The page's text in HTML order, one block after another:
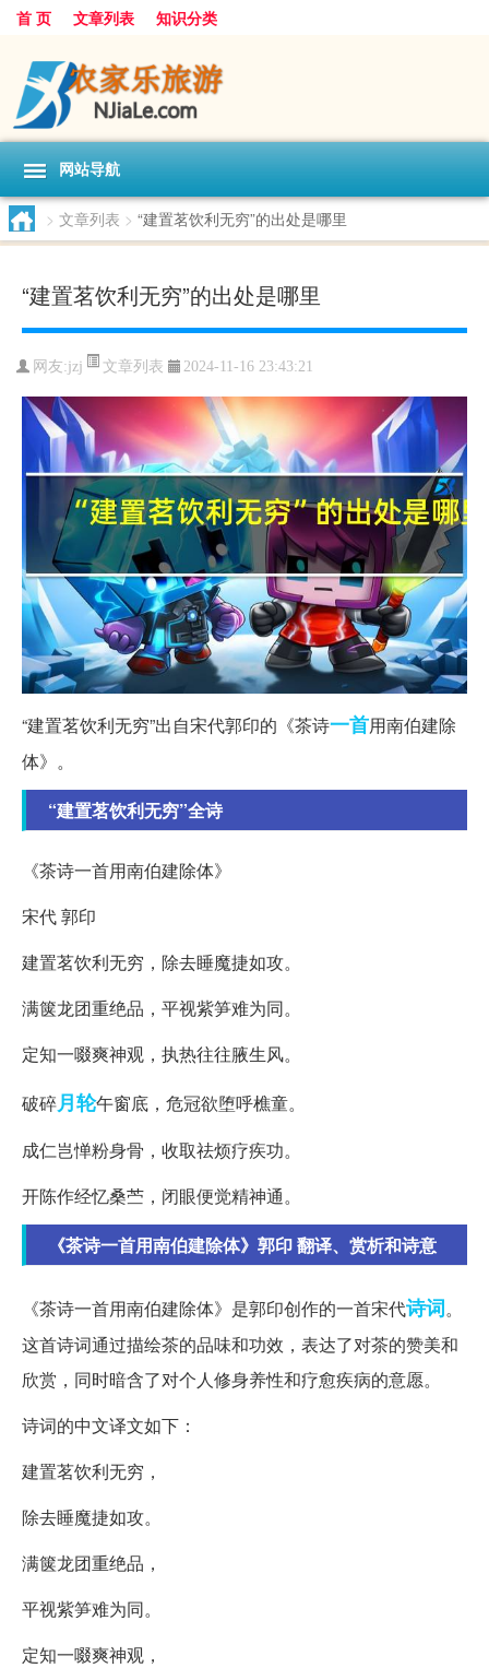
首 页 文章列表 知识分类
网站导航
> 文章列表 > “建置茗饮利无穷”的出处是哪里
“建置茗饮利无穷”的出处是哪里
网友:jzj 文章列表 2024-11-16 23:43:21
“建置茗饮利无穷”出自宋代郭印的《茶诗一首用南伯建除
体》。
“建置茗饮利无穷”全诗
《茶诗一首用南伯建除体》
宋代 郭印
建置茗饮利无穷，除去睡魔捷如攻。
满箧龙团重绝品，平视紫笋难为同。
定知一啜爽神观，执热往往腋生风。
破碎月轮午窗底，危冠欲堕呼樵童。
成仁岂惮粉身骨，收取祛烦疗疾功。
开陈作经忆桑苎，闭眼便觉精神通。
《茶诗一首用南伯建除体》郭印 翻译、赏析和诗意
《茶诗一首用南伯建除体》是郭印创作的一首宋代诗词。
这首诗词通过描绘茶的品味和功效，表达了对茶的赞美和
欣赏，同时暗含了对个人修身养性和疗愈疾病的意愿。
诗词的中文译文如下：
建置茗饮利无穷，
除去睡魔捷如攻。
满箧龙团重绝品，
平视紫笋难为同。
定知一啜爽神观，